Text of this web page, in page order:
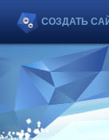
СОЗДАТЬ